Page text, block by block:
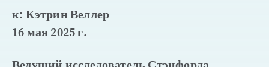
к: Кэтрин Веллер
16 мая 2025 г.